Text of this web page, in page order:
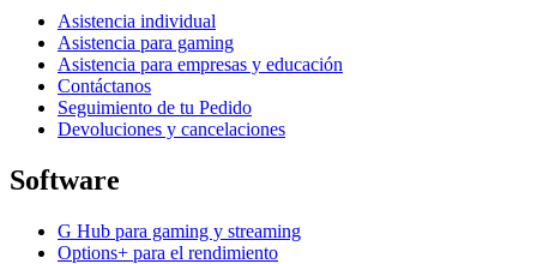
Asistencia individual
Asistencia para gaming
Asistencia para empresas y educación
Contáctanos
Seguimiento de tu Pedido
Devoluciones y cancelaciones
Software
G Hub para gaming y streaming
Options+ para el rendimiento